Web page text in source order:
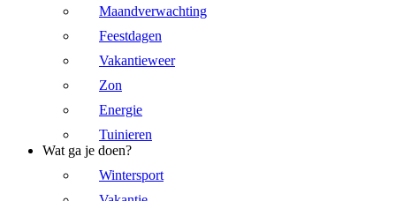
Maandverwachting
Feestdagen
Vakantieweer
Zon
Energie
Tuinieren
Wat ga je doen?
Wintersport